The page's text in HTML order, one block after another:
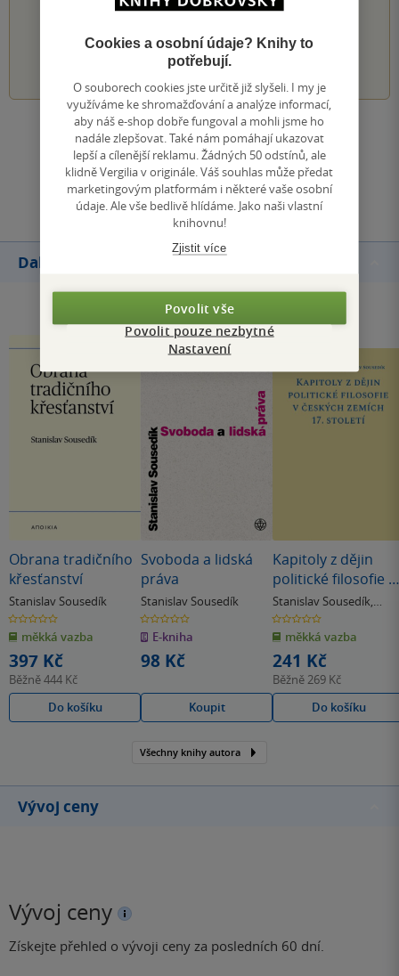
3 4 5
Zobrazit všechna hodnocení
Přidat hodnocení
Další knihy autora
Obrana tradičního
křesťanství
Stanislav Sousedík
0.0
z
5
hvězdiček
měkká vazba
397 Kč
Běžně444 Kč
Do košíku
Svoboda a lidská
práva
Stanislav Sousedík
0.0
z
5
hvězdiček
E-kniha
98 Kč
Koupit
Kapitoly z dějin
politické filosofie v
českých zemích 17.
století
Stanislav Sousedík,
Kateřina Šolcová
0.0
z
5
hvězdiček
měkká vazba
241 Kč
Běžně269 Kč
Do košíku
Všechny knihy autora
Vývoj ceny
Vývoj ceny
Získejte přehled o vývoji ceny za posledních 60 dní.
Cookies a osobní údaje? Knihy to
potřebují.
O souborech cookies jste určitě již slyšeli. I my je
využíváme ke shromažďování a analýze informací,
aby náš e-shop dobře fungoval a mohli jsme ho
nadále zlepšovat. Také nám pomáhají ukazovat
lepší a cílenější reklamu. Žádných 50 odstínů, ale
klidně Vergilia v originále. Váš souhlas může předat
marketingovým platformám i některé vaše osobní
údaje. Ale vše bedlivě hlídáme. Jako naši vlastní
knihovnu!
Zjistit více
Povolit vše
Povolit pouze nezbytné
Nastavení